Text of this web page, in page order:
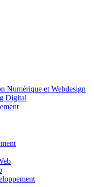
Numérique et Webdesign
Digital